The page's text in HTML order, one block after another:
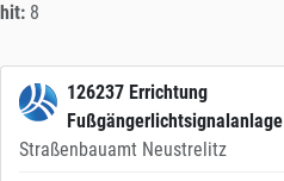
hit: 8
126237 Errichtung
Fußgängerlichtsignalanlage
Straßenbauamt Neustrelitz